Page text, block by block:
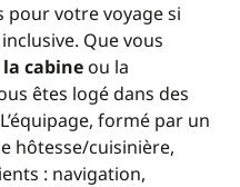
votre voyage si
Que vous
cabine ou la
êtes logé dans des
formé par un
hôtesse/cuisinière,
: navigation,